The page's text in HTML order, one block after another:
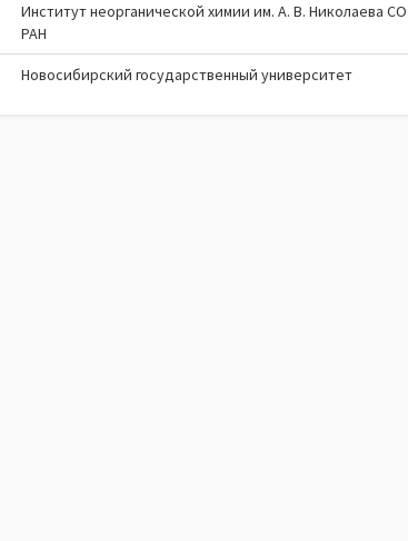
Институт неорганической химии им. А. В. Николаева СО
РАН
Новосибирский государственный университет